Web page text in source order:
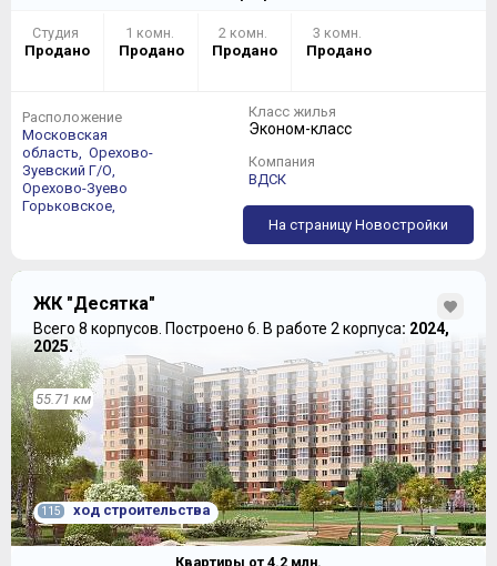
общей площадью более 15 кв. м:
Трехкомнатные квартиры доступны в двух
планировочных решениях, "классических" распашных:
Студия
Продано
1 комн.
Продано
2 комн.
Продано
3 комн.
Продано
Расположение
Московская
область,
Орехово-
Зуевский Г/О,
Орехово-Зуево
Горьковское,
Класс жилья
Эконом-класс
Компания
ВДСК
На страницу Новостройки
ЖК "Десятка"
Всего 8 корпусов. Построено 6. В работе 2 корпуса: 2024,
2025.
55.71 км
115 ход строительства
Квартиры от 4.2 млн.